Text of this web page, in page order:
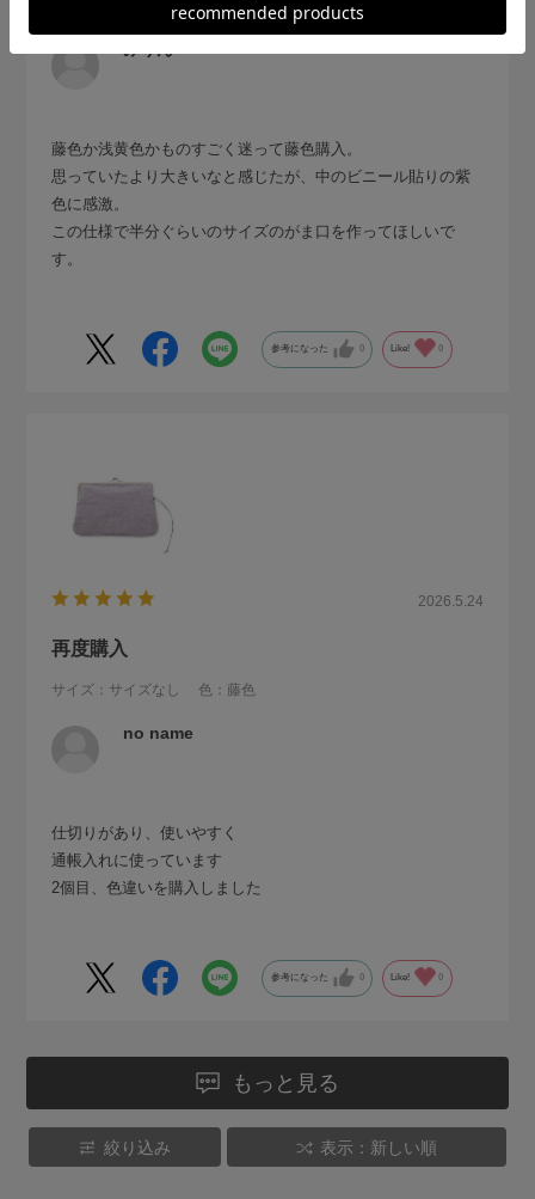
藤色か浅黄色かものすごく迷って藤色購入。
思っていたより大きいなと感じたが、中のビニール貼りの紫
色に感激。
この仕様で半分ぐらいのサイズのがま口を作ってほしいで
す。
参考になった 0 Like! 0
2026.5.24
再度購入
サイズ：サイズなし 色：藤色
no name
仕切りがあり、使いやすく
通帳入れに使っています
2個目、色違いを購入しました
参考になった 0 Like! 0
もっと見る
絞り込み 表示：新しい順